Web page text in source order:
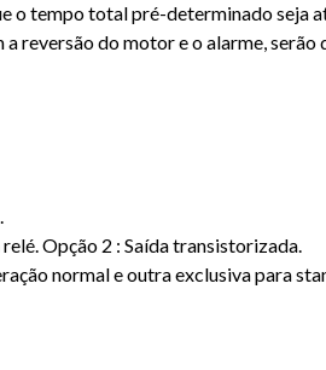
o tempo total pré-determinado
reversão do motor e o alarme,
Opção 2 : Saída transistorizada.
normal e outra exclusiva para